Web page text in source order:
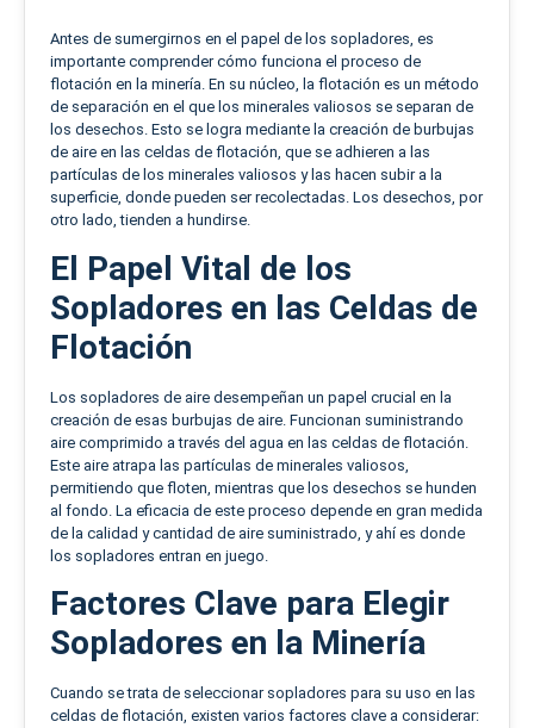
Antes de sumergirnos en el papel de los sopladores, es
importante comprender cómo funciona el proceso de
flotación en la minería. En su núcleo, la flotación es un método
de separación en el que los minerales valiosos se separan de
los desechos. Esto se logra mediante la creación de burbujas
de aire en las celdas de flotación, que se adhieren a las
partículas de los minerales valiosos y las hacen subir a la
superficie, donde pueden ser recolectadas. Los desechos, por
otro lado, tienden a hundirse.
El Papel Vital de los
Sopladores en las Celdas de
Flotación
Los sopladores de aire desempeñan un papel crucial en la
creación de esas burbujas de aire. Funcionan suministrando
aire comprimido a través del agua en las celdas de flotación.
Este aire atrapa las partículas de minerales valiosos,
permitiendo que floten, mientras que los desechos se hunden
al fondo. La eficacia de este proceso depende en gran medida
de la calidad y cantidad de aire suministrado, y ahí es donde
los sopladores entran en juego.
Factores Clave para Elegir
Sopladores en la Minería
Cuando se trata de seleccionar sopladores para su uso en las
celdas de flotación, existen varios factores clave a considerar: